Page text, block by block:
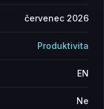
červenec 2026
Produktivita
EN
Ne